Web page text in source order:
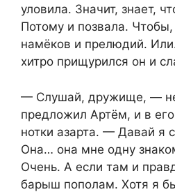
уловила. Значит, знает,
Потому и позвала.
намёков и прелюдий.
хитро прищурился он и
— Слушай, дружище, —
предложил Артём, и в его
нотки азарта. — Давай я
Она… она мне одну
Очень. А если там и
барыш пополам. Хотя я